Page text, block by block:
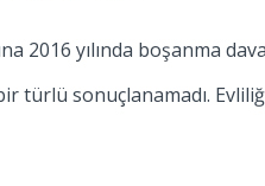
yılında boşanma
sonuçlanamadı.